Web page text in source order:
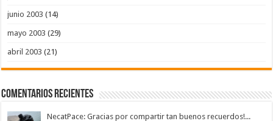
junio 2003 (14)
mayo 2003 (29)
abril 2003 (21)
Comentarios Recientes
NecatPace: Gracias por compartir tan buenos recuerdos!...